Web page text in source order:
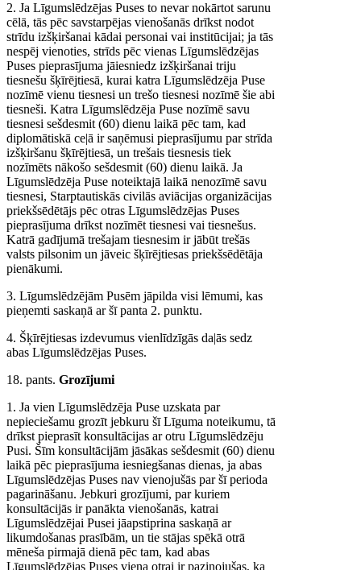
2. Ja Līgumslēdzējas Puses to nevar nokārtot sarunu
cēlā, tās pēc savstarpējas vienošanās drīkst nodot
strīdu izšķiršanai kādai personai vai institūcijai; ja tās
nespēj vienoties, strīds pēc vienas Līgumslēdzējas
Puses pieprasījuma jāiesniedz izšķiršanai triju
tiesnešu šķīrējtiesā, kurai katra Līgumslēdzēja Puse
nozīmē vienu tiesnesi un trešo tiesnesi nozīmē šie abi
tiesneši. Katra Līgumslēdzēja Puse nozīmē savu
tiesnesi sešdesmit (60) dienu laikā pēc tam, kad
diplomātiskā ce|ā ir saņēmusi pieprasījumu par strīda
izšķiršanu šķīrējtiesā, un trešais tiesnesis tiek
nozīmēts nākošo sešdesmit (60) dienu laikā. Ja
Līgumslēdzēja Puse noteiktajā laikā nenozīmē savu
tiesnesi, Starptautiskās civilās aviācijas organizācijas
priekšsēdētājs pēc otras Līgumslēdzējas Puses
pieprasījuma drīkst nozīmēt tiesnesi vai tiesnešus.
Katrā gadījumā trešajam tiesnesim ir jābūt trešās
valsts pilsonim un jāveic šķīrējtiesas priekšsēdētāja
pienākumi.
3. Līgumslēdzējām Pusēm jāpilda visi lēmumi, kas
pieņemti saskaņā ar šī panta 2. punktu.
4. Šķīrējtiesas izdevumus vienlīdzīgās da|ās sedz
abas Līgumslēdzējas Puses.
18. pants. Grozījumi
1. Ja vien Līgumslēdzēja Puse uzskata par
nepieciešamu grozīt jebkuru šī Līguma noteikumu, tā
drīkst pieprasīt konsultācijas ar otru Līgumslēdzēju
Pusi. Šīm konsultācijām jāsākas sešdesmit (60) dienu
laikā pēc pieprasījuma iesniegšanas dienas, ja abas
Līgumslēdzējas Puses nav vienojušās par šī perioda
pagarināšanu. Jebkuri grozījumi, par kuriem
konsultācijās ir panākta vienošanās, katrai
Līgumslēdzējai Pusei jāapstiprina saskaņā ar
likumdošanas prasībām, un tie stājas spēkā otrā
mēneša pirmajā dienā pēc tam, kad abas
Līgumslēdzējas Puses viena otrai ir paziņojušas, ka